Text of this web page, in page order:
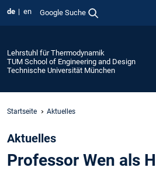
de en Google Suche
Lehrstuhl für Thermodynamik
TUM School of Engineering and Design
Technische Universität München
Startseite Aktuelles
Aktuelles
Professor Wen als